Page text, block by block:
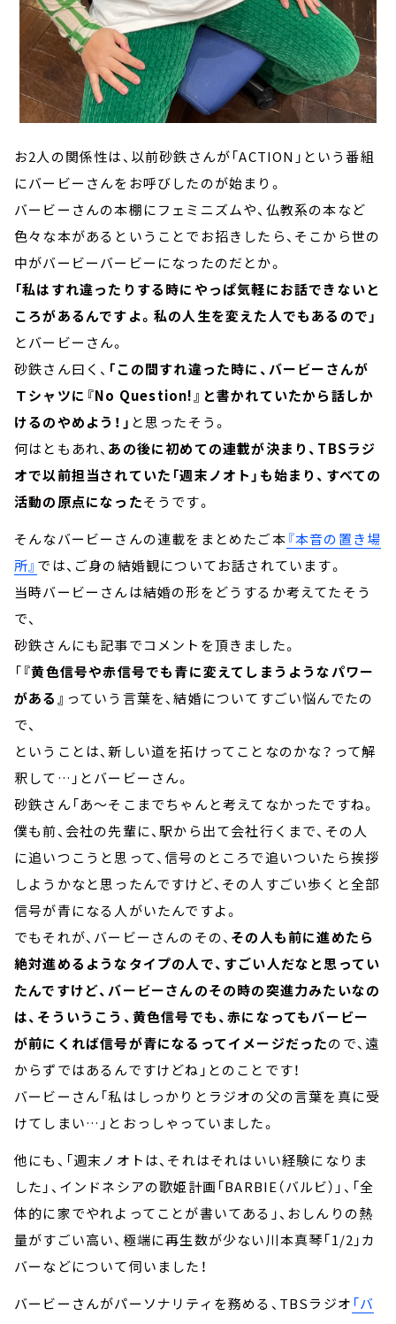
お2人の関係性は、以前砂鉄さんが「ACTION」という番組
にバービーさんをお呼びしたのが始まり。
バービーさんの本棚にフェミニズムや、仏教系の本など
色々な本があるということでお招きしたら、そこから世の
中がバービーバービーになったのだとか。
「私はすれ違ったりする時にやっぱ気軽にお話できないと
ころがあるんですよ。私の人生を変えた人でもあるので」
とバービーさん。
砂鉄さん曰く、 「この間すれ違った時に、バービーさんが
Ｔシャツに『No Question!』と書かれていたから話しか
けるのやめよう！」 と思ったそう。
何はともあれ、 あの後に初めての連載が決まり、TBSラジ
オで以前担当されていた「週末ノオト」も始まり、すべての
活動の原点になったそうです。
そんなバービーさんの連載をまとめたご本『本音の置き場
所』 では、ご身の結婚観についてお話されています。
当時バービーさんは結婚の形をどうするか考えてたそう
で、
砂鉄さんにも記事でコメントを頂きました。
「『黄色信号や赤信号でも青に変えてしまうようなパワー
がある』 っていう言葉を、結婚についてすごい悩んでたの
で、
ということは、新しい道を拓けってことなのかな？って解
釈して…」とバービーさん。
砂鉄さん「あ～そこまでちゃんと考えてなかったですね。
僕も前、会社の先輩に、駅から出て会社行くまで、その人
に追いつこうと思って、信号のところで追いついたら挨拶
しようかなと思ったんですけど、その人すごい歩くと全部
信号が青になる人がいたんですよ。
でもそれが、バービーさんのその、 その人も前に進めたら
絶対進めるようなタイプの人で、すごい人だなと思ってい
たんですけど、バービーさんのその時の突進力みたいなの
は、そういうこう、黄色信号でも、赤になってもバービー
が前にくれば信号が青になるってイメージだったので、遠
からずではあるんですけどね」とのことです！
バービーさん「私はしっかりとラジオの父の言葉を真に受
けてしまい…」とおっしゃっていました。
他にも、「週末ノオトは、それはそれはいい経験になりま
した」、インドネシアの歌姫計画「BARBIE（バルビ）」、「全
体的に家でやれよってことが書いてある」、おしんりの熱
量がすごい高い、極端に再生数が少ない川本真琴「1/2」カ
バーなどについて伺いました！
バービーさんがパーソナリティを務める、TBSラジオ 「バ